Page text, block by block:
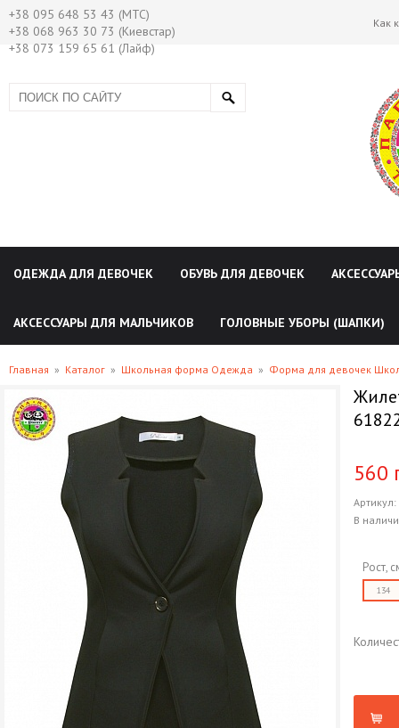
+38 095 648 53 43 (МТС)
+38 068 963 30 73 (Киевстар)
+38 073 159 65 61 (Лайф)
Как
ОДЕЖДА ДЛЯ ДЕВОЧЕК ОБУВЬ ДЛЯ ДЕВОЧЕК
АКСЕССУАРЫ ДЛЯ МАЛЬЧИКОВ ГОЛОВНЫЕ УБОРЫ (ШАПКИ)
Главная » Каталог » Школьная форма Одежда » Форма для девочек
560
Артикул:
В
Рост,
134